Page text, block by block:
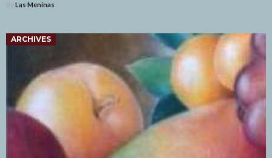
By Las Meninas
ARCHIVES